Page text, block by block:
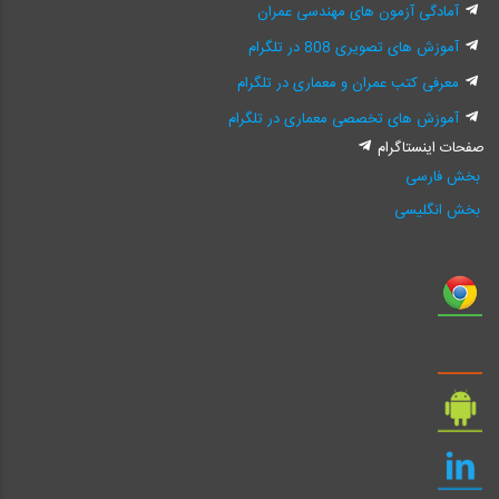
آمادگی آزمون های مهندسی عمران
آموزش های تصویری 808 در تلگرام
معرفی کتب عمران و معماری در تلگرام
آموزش های تخصصی معماری در تلگرام
صفحات اینستاگرام
بخش فارسی
بخش انگلیسی